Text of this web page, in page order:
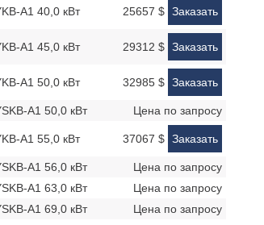
A1 40,0 кВт 25657 $ Заказать
A1 45,0 кВт 29312 $ Заказать
A1 50,0 кВт 32985 $ Заказать
A1 50,0 кВт Цена по запросу
A1 55,0 кВт 37067 $ Заказать
A1 56,0 кВт
Цена по запросу
A1 63,0 кВт
Цена по запросу
A1 69,0 кВт
Цена по запросу